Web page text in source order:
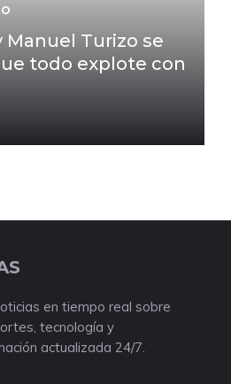
Manuel Turizo se
todo explote con
en tiempo real sobre
tecnología y
actualizada 24/7.